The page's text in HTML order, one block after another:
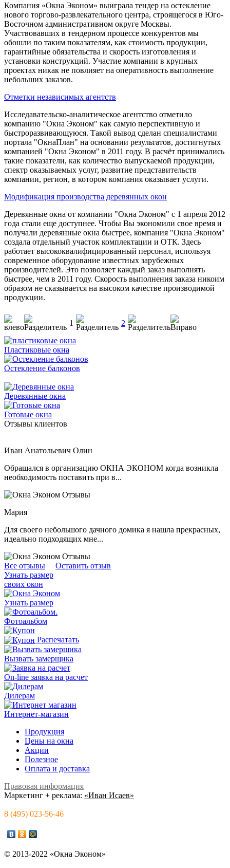
Компания «Окна Эконом» выиграла тендер на остекление
нового торгово-развлекательного центра, строящегося в Юго-
Восточном административном округе Москвы.
Участвовавших в тендерном процессе конкурентов мы
обошли по таким показателям, как стоимость продукции,
гарантийные обязательства и скорость изготовления и
установки конструкций. Участие компании в крупных
проектах никак не повлияет на оперативность выполнение
небольших заказов.
Отметки независимых агентств
Исследавательско-аналитическое агентство отметило
компанию "Окна Эконом" как самую перспективную и
быстроразвивающуюся. Такой вывод сделан специалистами
портала "ОкнаПлан" на основании результатов, достигнутых
компанией "Окна Эконом" в 2011 году. В расчёт принимались
такие показатели, как количество выпускаемой продукции,
спектр оказываемых услуг, развитие представительств
компании, регион, в котором компания оказывает услуги.
Модификация производства деревянных окон
Деревянные окна от компании "Окна Эконом" с 1 апреля 2012
года стали еще доступнее. Чтобы Вы экономили свое время и
получали деревянные окна быстрее, компания "Окна Эконом"
создала отдельный участок комплектации и ОТК. Здесь
работает высококвалифицированный персонал, используя
современное оборудование известных зарубежных
производителей. Это позволяет каждый заказ выполнять
быстрее, чем в 2011 году. Скорость выполнения заказа никоим
образом не сказывается на высоком качестве производимой
продукции.
1 2
Пластиковые окна
Остекление балконов
Деревянные окна
Готовые окна
Отзывы клиентов
Иван Анатольевич Олин
Обращался в организацию ОКНА ЭКОНОМ когда возникла
необходимость поставить при в...
Мария
Для своего небольшого дачного домика я нашла прекрасных,
идеально подходящих мне...
Все отзывы
Оставить отзыв
Узнать размер
своих окон
Узнать размер
.
Фотоальбом
Распечатать
Вызвать замерщика
On-line заявка на расчет
Дилерам
Интернет-магазин
Продукция
Цены на окна
Акции
Полезное
Оплата и доставка
Правовая информация
Маркетинг + реклама: «Иван Исаев»
8 (495) 023-56-46
© 2013-2022 «Окна Эконом»